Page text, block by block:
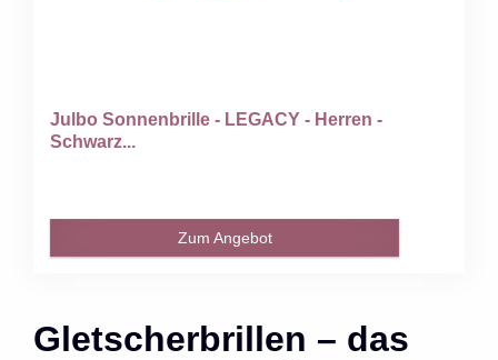
Julbo Sonnenbrille - LEGACY - Herren -
Schwarz...
Zum Angebot
Gletscherbrillen – das